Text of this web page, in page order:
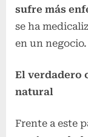
sufre más
se ha
en un negocio.
El verdadero
natural
Frente a este